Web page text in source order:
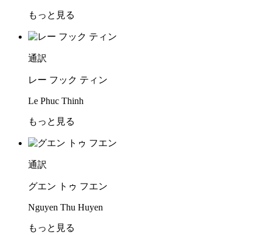
もっと見る
通訳
レー フック ティン
Le Phuc Thinh
もっと見る
通訳
グエン トゥ フエン
Nguyen Thu Huyen
もっと見る